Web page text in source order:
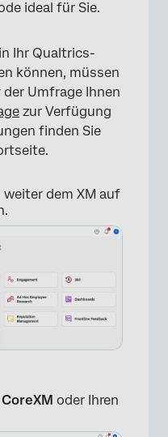
ideal für Sie.
Ihr Qualtrics-
können, müssen
Umfrage Ihnen
zur Verfügung
finden Sie
weiter dem XM auf
CoreXM oder Ihren